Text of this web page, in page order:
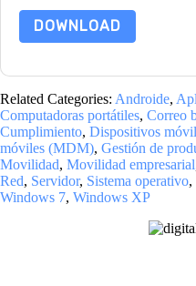
DOWNLOAD
Related Categories: Androide,
Computadoras portátiles, Correo
Cumplimiento, Dispositivos
móviles (MDM), Gestión de
Movilidad, Movilidad empresarial
Red, Servidor, Sistema operativo,
Windows 7, Windows XP